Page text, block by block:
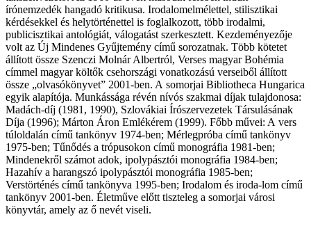
írónemzedék hangadó kritikusa. Irodalomelmélettel, stilisztikai
kérdésekkel és helytörténettel is foglalkozott, több irodalmi,
publicisztikai antológiát, válogatást szerkesztett. Kezdeményezője
volt az Új Mindenes Gyűjtemény című sorozatnak. Több kötetet
állított össze Szenczi Molnár Albertról, Verses magyar Bohémia
címmel magyar költők csehországi vonatkozású verseiből állított
össze „olvasókönyvet” 2001-ben. A somorjai Bibliotheca Hungarica
egyik alapítója. Munkássága révén nívós szakmai díjak tulajdonosa:
Madách-díj (1981, 1990), Szlovákiai Írószervezetek Társulásának
Díja (1996); Márton Áron Emlékérem (1999). Főbb művei: A vers
túloldalán című tankönyv 1974-ben; Mérlegpróba című tankönyv
1975-ben; Tűnődés a trópusokon című monográfia 1981-ben;
Mindenekről számot adok, ipolypásztói monográfia 1984-ben;
Hazahív a harangszó ipolypásztói monográfia 1985-ben;
Verstörténés című tankönyva 1995-ben; Irodalom és iroda-lom című
tankönyv 2001-ben. Életműve előtt tiszteleg a somorjai városi
könyvtár, amely az ő nevét viseli.